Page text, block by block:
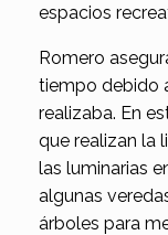
espacios
Romero
tiempo debido
realizaba. En
que realizan la
las luminarias
algunas
árboles para